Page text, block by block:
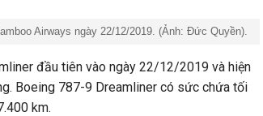
Airways ngày 22/12/2019. (Ảnh: Đức Quyền).
đầu tiên vào ngày 22/12/2019 và hiện
Boeing 787-9 Dreamliner có sức chứa tối
km.